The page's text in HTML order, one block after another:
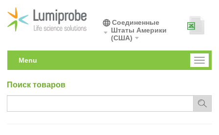
Соединенные
Штаты Америки
(США)
Toggle
Menu
Поиск товаров